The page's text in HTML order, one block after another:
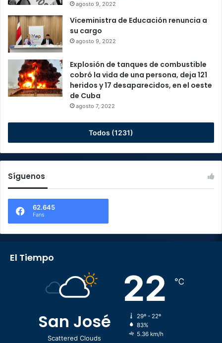
agosto 9, 2022
Viceministra de Educación renuncia a
su cargo
agosto 9, 2022
Explosión de tanques de combustible
cobró la vida de una persona, deja 121
heridos y 17 desaparecidos, en el oeste
de Cuba
agosto 7, 2022
Todos (1231)
Síguenos
62.645
Fans
El Tiempo
San José
Scattered Clouds
22 ℃
29º - 22º
83%
5.36 km/h